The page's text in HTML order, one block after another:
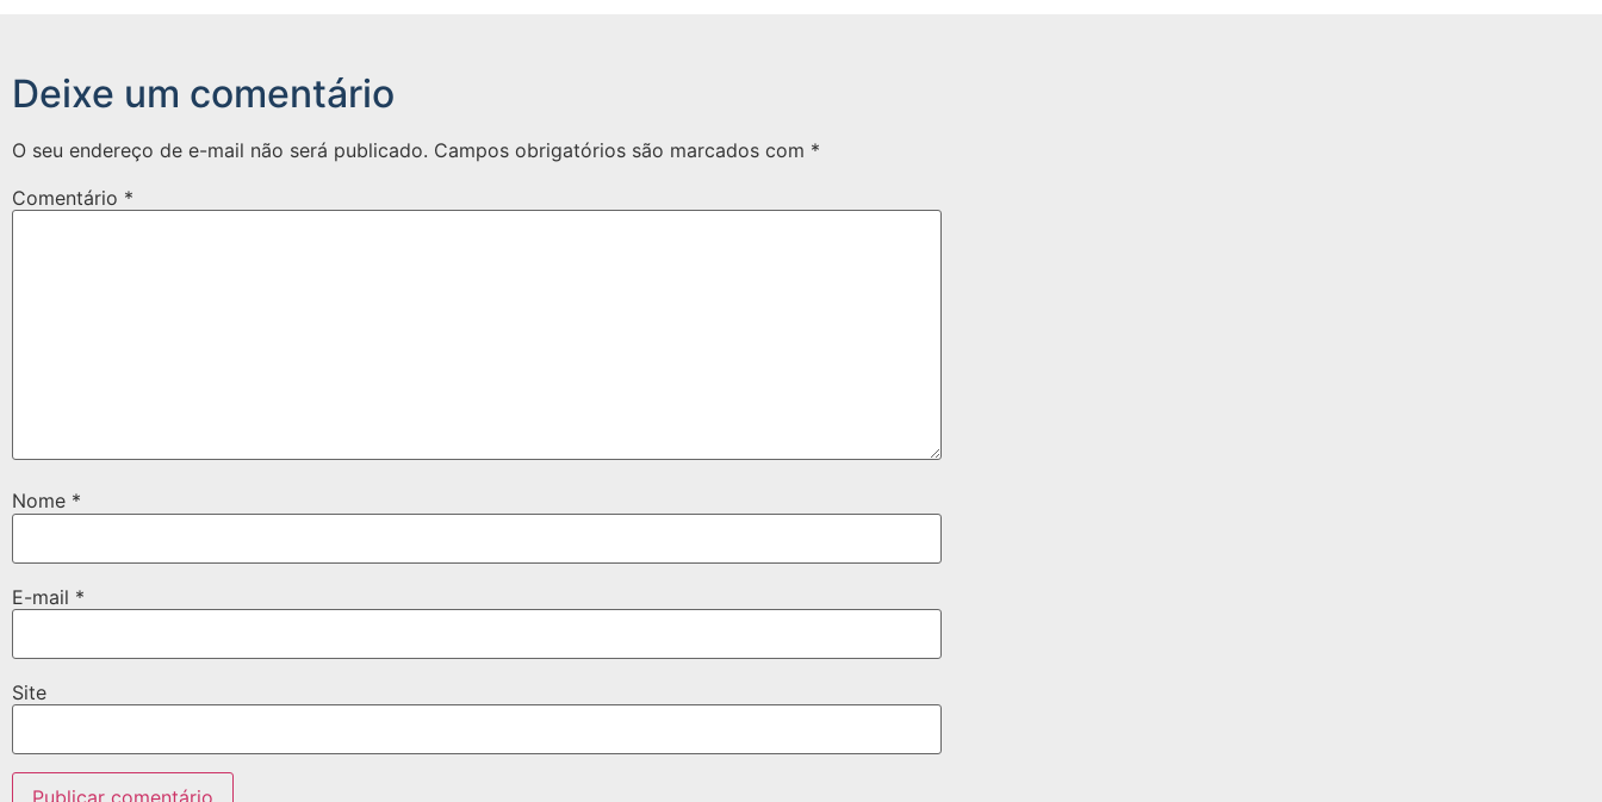
Deixe um comentário
O seu endereço de e-mail não será publicado. Campos obrigatórios são marcados com *
Comentário *
Nome *
E-mail *
Site